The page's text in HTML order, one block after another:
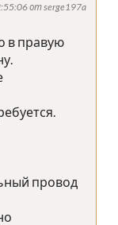
от serge197a
в правую
провод